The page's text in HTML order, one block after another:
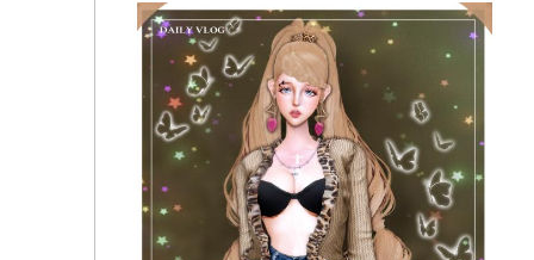
Cocoona - Life Makeover to Sims 4 Hair 04